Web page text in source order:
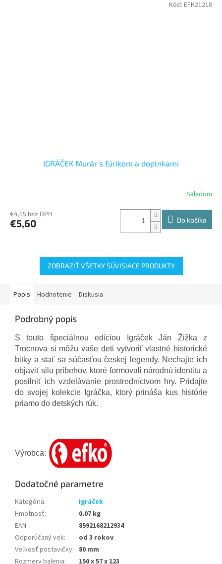
IGRÁČEK Murár s fúrikom a doplnkami
Skladom
€4,55 bez DPH
€5,60 Do košíka
Kód: EFK21218
ZOBRAZIŤ VŠETKY SÚVISIACE PRODUKTY
Popis Hodnotenie Diskusia
Podrobný popis
S touto špeciálnou edíciou Igráček Ján Žižka z
Trocnova si môžu vaše deti vytvoriť vlastné historické
bitky a stať sa súčasťou českej legendy. Nechajte ich
objaviť silu príbehov, ktoré formovali národnú identitu a
posilniť ich vzdelávanie prostredníctvom hry. Pridajte
do svojej kolekcie Igráčka, ktorý prináša kus histórie
priamo do detských rúk.
Výrobca:
Dodatočné parametre
Kategória:
Igráček
Hmotnosť:
0.07 kg
EAN:
8592168212934
Odporúčaný vek:
od 3 rokov
Veľkosť postavičky: 80 mm
Rozmery balenia:
150 x 57 x 123